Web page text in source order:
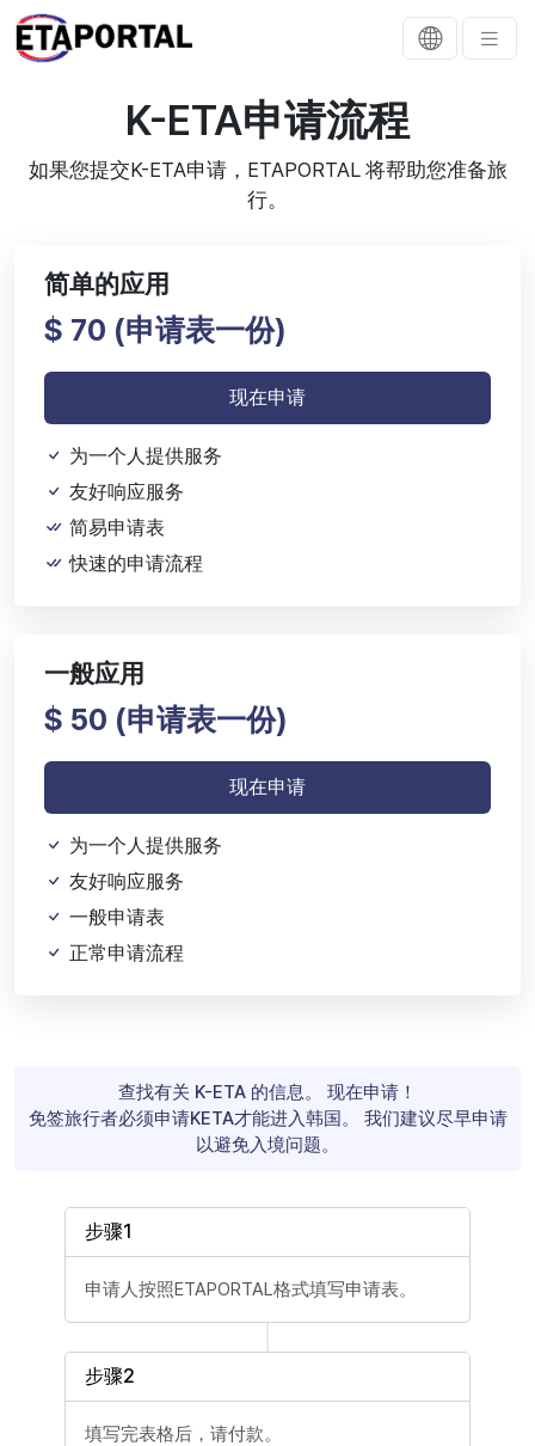
K-ETA申请流程
如果您提交K-ETA申请，ETAPORTAL 将帮助您准备旅
行。
简单的应用
$ 70 (申请表一份)
现在申请
为一个人提供服务
友好响应服务
简易申请表
快速的申请流程
一般应用
$ 50 (申请表一份)
现在申请
为一个人提供服务
友好响应服务
一般申请表
正常申请流程
查找有关 K-ETA 的信息。 现在申请！
免签旅行者必须申请KETA才能进入韩国。 我们建议尽早申请
以避免入境问题。
步骤1
申请人按照ETAPORTAL格式填写申请表。
步骤2
填写完表格后，请付款。